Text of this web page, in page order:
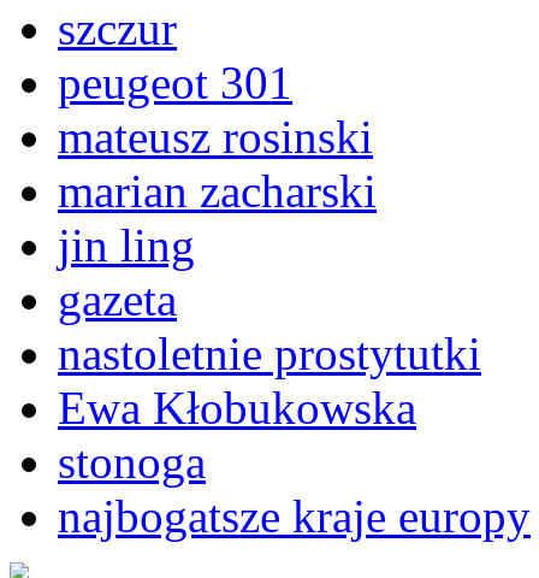
szczur
peugeot 301
mateusz rosinski
marian zacharski
jin ling
gazeta
nastoletnie prostytutki
Ewa Kłobukowska
stonoga
najbogatsze kraje europy